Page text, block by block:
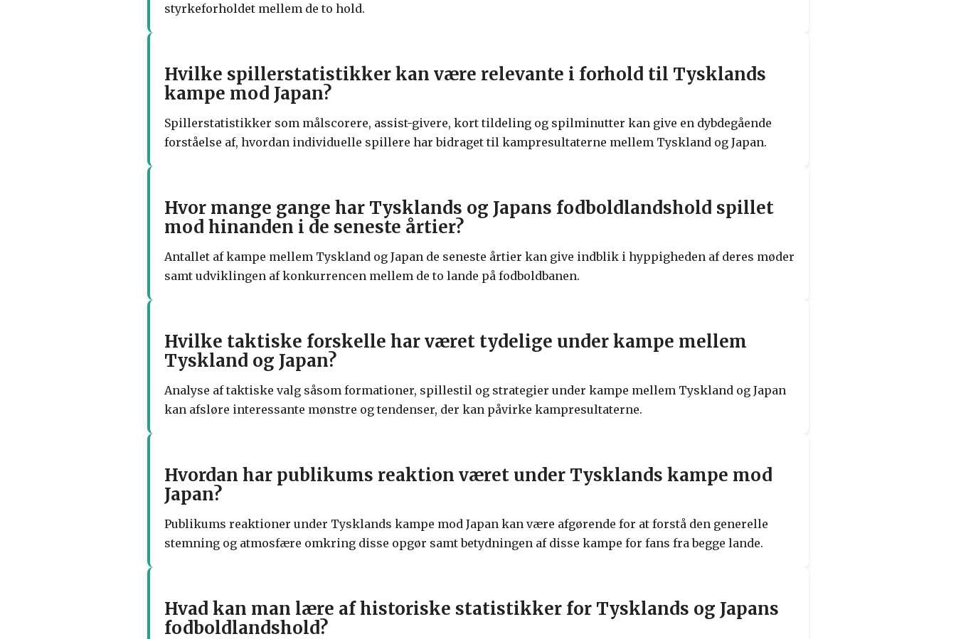
styrkeforholdet mellem de to hold.
Hvilke spillerstatistikker kan være relevante i forhold til Tysklands
kampe mod Japan?
Spillerstatistikker som målscorere, assist-givere, kort tildeling og spilminutter kan give en dybdegående
forståelse af, hvordan individuelle spillere har bidraget til kampresultaterne mellem Tyskland og Japan.
Hvor mange gange har Tysklands og Japans fodboldlandshold spillet
mod hinanden i de seneste årtier?
Antallet af kampe mellem Tyskland og Japan de seneste årtier kan give indblik i hyppigheden af deres møder
samt udviklingen af konkurrencen mellem de to lande på fodboldbanen.
Hvilke taktiske forskelle har været tydelige under kampe mellem
Tyskland og Japan?
Analyse af taktiske valg såsom formationer, spillestil og strategier under kampe mellem Tyskland og Japan
kan afsløre interessante mønstre og tendenser, der kan påvirke kampresultaterne.
Hvordan har publikums reaktion været under Tysklands kampe mod
Japan?
Publikums reaktioner under Tysklands kampe mod Japan kan være afgørende for at forstå den generelle
stemning og atmosfære omkring disse opgør samt betydningen af disse kampe for fans fra begge lande.
Hvad kan man lære af historiske statistikker for Tysklands og Japans
fodboldlandshold?